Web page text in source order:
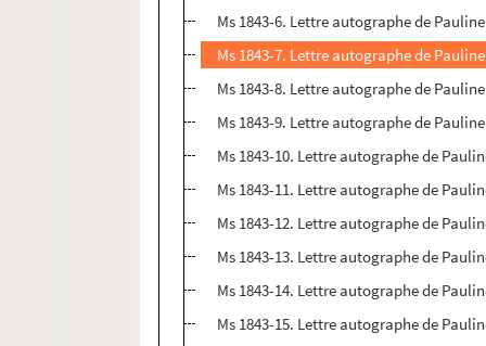
Ms 1843-6. Lettre autographe de
Ms 1843-7. Lettre autographe de
Ms 1843-8. Lettre autographe de
Ms 1843-9. Lettre autographe de
Ms 1843-10. Lettre autographe de
Ms 1843-11. Lettre autographe de
Ms 1843-12. Lettre autographe de
Ms 1843-13. Lettre autographe de
Ms 1843-14. Lettre autographe de
Ms 1843-15. Lettre autographe de